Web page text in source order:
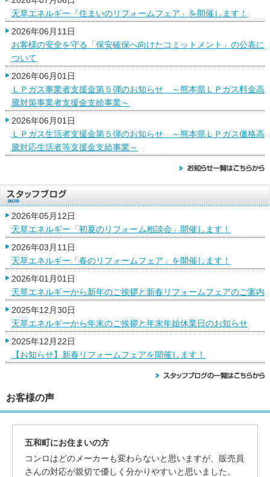
天草エネルギー『住まいのリフォームフェア」を開催します！
2026年06月11日
お客様の安全を守る「保安確保へ向けたコミットメント」の公表に
ついて
2026年06月01日
ＬＰガス事業者支援金第５弾のお知らせ ～熊本県ＬＰガス料金高
騰対策事業者支援金支給事業～
2026年06月01日
ＬＰガス生活者支援金第５弾のお知らせ ～熊本県ＬＰガス価格高
騰対応生活者等支援金支給事業～
2026年05月12日
天草エネルギー「初夏のリフォーム相談会」開催します！
2026年03月11日
天草エネルギー「春のリフォームフェア」を開催します！
2026年01月01日
天草エネルギーから新年のご挨拶と新春リフォームフェアのご案内
2025年12月30日
天草エネルギーから年末のご挨拶と年末年始休業日のお知らせ
2025年12月22日
【お知らせ】新春リフォームフェアを開催します！
お客様の声
五和町にお住まいの方
コンロはどのメーカーも変わらないと思いますが、販売員
さんの対応が親切で優しく分かりやすいと思いました。